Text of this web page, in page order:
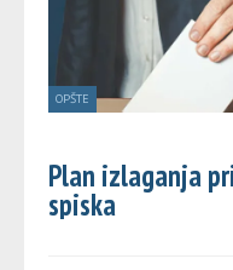
OPŠTE
Plan izlaganja
spiska